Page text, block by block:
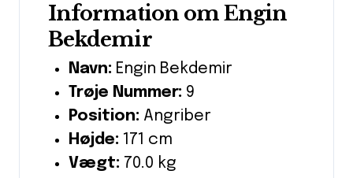
Information om Engin
Bekdemir
Navn: Engin Bekdemir
Trøje Nummer: 9
Position: Angriber
Højde: 171 cm
Vægt: 70.0 kg